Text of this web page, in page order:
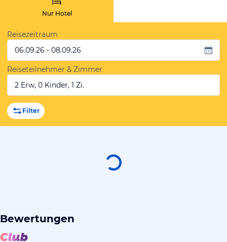
Nur Hotel
Reisezeitraum
06.09.26 - 08.09.26
Reiseteilnehmer & Zimmer
2 Erw, 0 Kinder, 1 Zi.
Filter
Bewertungen